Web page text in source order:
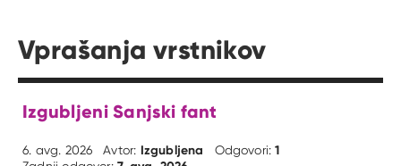
Vprašanja vrstnikov
Izgubljeni Sanjski fant
6. avg. 2026 Avtor: Izgubljena Odgovori:1